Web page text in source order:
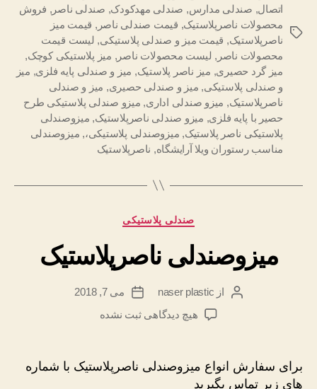
برچسب‌ها
اتصال, صندلی مدارس, صندلی مهدکودک, صندلی ناصر , فروش
محصولات ناصرپلاستیک, قیمت صندلی ناصر , قیمت میز
ناصرپلاستیک, قیمت میز و صندلی پلاستیکی, لیست قیمت
محصولات ناصر , لیست محصولات ناصر , میز پلاستیکی کوچک,
میز گرد حصیری, میز ناصر پلاستیک, میز و صندلی پایه فلزی, میز
و صندلی پلاستیکی, میز و صندلی حصیری, میز و صندلی
ناصرپلاستیک, میزو صندلی اداری, میزو صندلی پلاستیکی طرح
حصیر با پایه فلزی, میزو صندلی ناصرپلاستیک, میزوصندلی
پلاستیکی ناصر پلاستیک, میزوصندلی پلاستیکی،, میزوصندلی
مناسب رستوران ویلا آرایشگاه, ناصرپلاستیک
دسته‌ها
صندلی پلاستیکی
میزوصندلی ناصرپلاستیک
نویسنده
نوشته
از naser plastic
تاریخمی 7, 2018
هیچ دیدگاهیبرای
ثبت نشده
برای سفارش انواع میزوصندلی ناصرپلاستیک با شماره
های زیر تماس بگیرید